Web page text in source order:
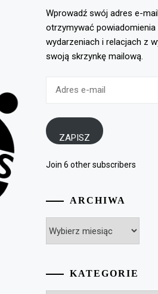
Wprowadź swój adres e-
otrzymywać powiadomienia
wydarzeniach i relacjach z
swoją skrzynkę mailową.
ZAPISZ
Join 6 other subscribers
ARCHIWA
KATEGORIE